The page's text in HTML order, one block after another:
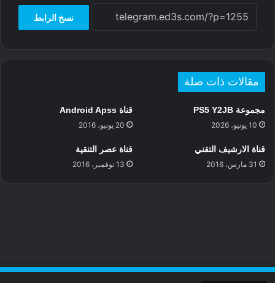
نسخ الرابط
مقالات ذات صلة
مجموعة PS5 Y2JB
10 يونيو، 2026
قناة Android Apss
20 يونيو، 2016
قناة الارشيف التقني
31 مارس، 2016
قناة عصر التنقية
13 نوفمبر، 2016